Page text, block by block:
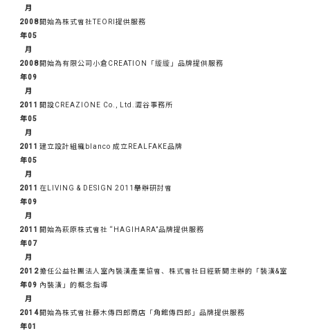
月
2008
年05
月
開始為株式會社TEORI提供服務
2008
年09
月
開始為有限公司小倉CREATION「縼縼」品牌提供服務
2011
年05
月
開設CREAZIONE Co., Ltd.澀谷事務所
2011
年05
月
建立設計組織blanco 成立REALFAKE品牌
2011
年09
月
在LIVING & DESIGN 2011舉辦研討會
2011
年07
月
開始為萩原株式會社 “HAGIHARA”品牌提供服務
2012
年09
月
擔任公益社團法人室內裝潢產業協會、株式會社日經新聞主辦的「裝潢&室
內裝潢」的概念指導
2014
年01
開始為株式會社藤木傳四郎商店「角館傳四郎」品牌提供服務